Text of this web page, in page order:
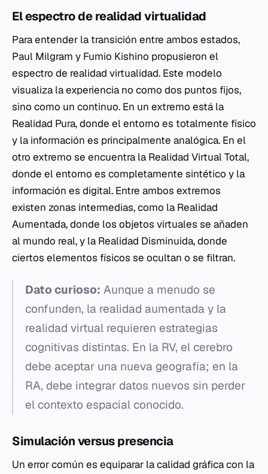
El espectro de realidad virtualidad
Para entender la transición entre ambos estados,
Paul Milgram y Fumio Kishino propusieron el
espectro de realidad virtualidad. Este modelo
visualiza la experiencia no como dos puntos fijos,
sino como un continuo. En un extremo está la
Realidad Pura, donde el entorno es totalmente físico
y la información es principalmente analógica. En el
otro extremo se encuentra la Realidad Virtual Total,
donde el entorno es completamente sintético y la
información es digital. Entre ambos extremos
existen zonas intermedias, como la Realidad
Aumentada, donde los objetos virtuales se añaden
al mundo real, y la Realidad Disminuida, donde
ciertos elementos físicos se ocultan o se filtran.
Dato curioso: Aunque a menudo se
confunden, la realidad aumentada y la
realidad virtual requieren estrategias
cognitivas distintas. En la RV, el cerebro
debe aceptar una nueva geografía; en la
RA, debe integrar datos nuevos sin perder
el contexto espacial conocido.
Simulación versus presencia
Un error común es equiparar la calidad gráfica con la